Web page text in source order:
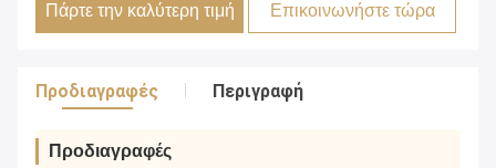
Πάρτε την καλύτερη τιμή Επικοινωνήστε τώρα
Προδιαγραφές Περιγραφή
Προδιαγραφές